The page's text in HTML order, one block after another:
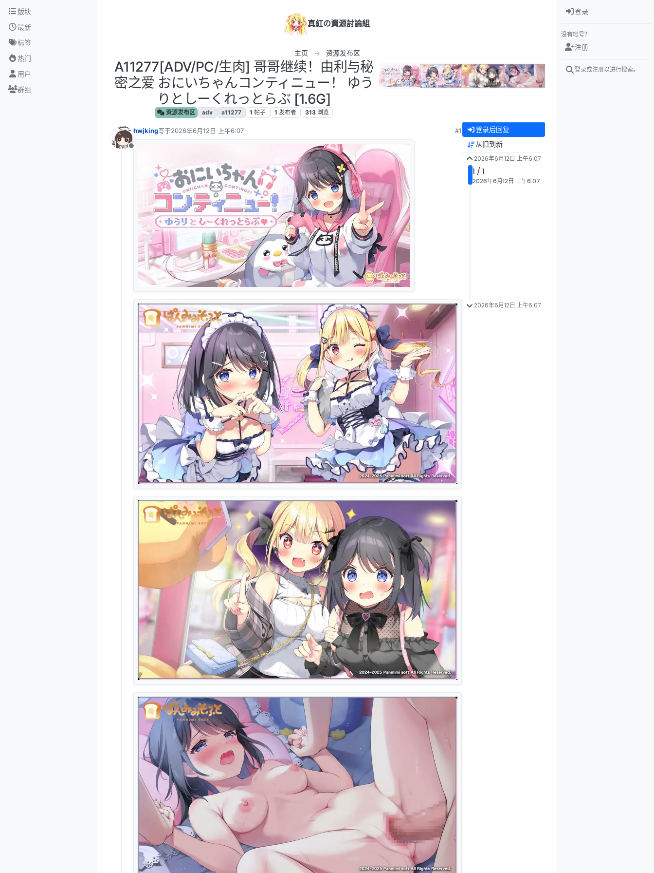
跳转至内容
版块
最新
标签
热门
用户
群组
真紅の資源討論組
主页 资源发布区
A11277[ADV/PC/生肉] 哥哥继续！由利与秘
密之爱 おにいちゃんコンティニュー！ ゆう
りとしーくれっとらぶ [1.6G]
资源发布区 adv a11277 1 帖子 1 发布者 313 浏览
离线
hwjking写于2026年6月12日 上午6:07
最后由 编辑
#1 登录后回复
从旧到新
2026年6月12日 上午6:07
1 / 1
2026年6月12日 上午6:07
2026年6月12日 上午6:07
登录
没有帐号？
注册
登录或注册以进行搜索。